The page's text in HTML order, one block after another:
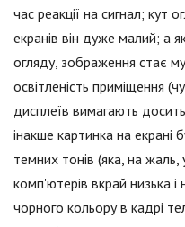
час реакції на сигнал; кут
екранів він дуже малий; а
огляду, зображення стає
освітленість приміщення
дисплеїв вимагають
інакше картинка на екрані
темних тонів (яка, на жаль,
комп'ютерів вкрай низька
чорного кольору в кадрі